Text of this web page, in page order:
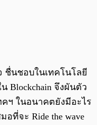
ชื่นชอบในเทคโนโลยี
Blockchain จึงผันตัว
คฯ ในอนาคตยังมีอะไร
ที่จะ Ride the wave